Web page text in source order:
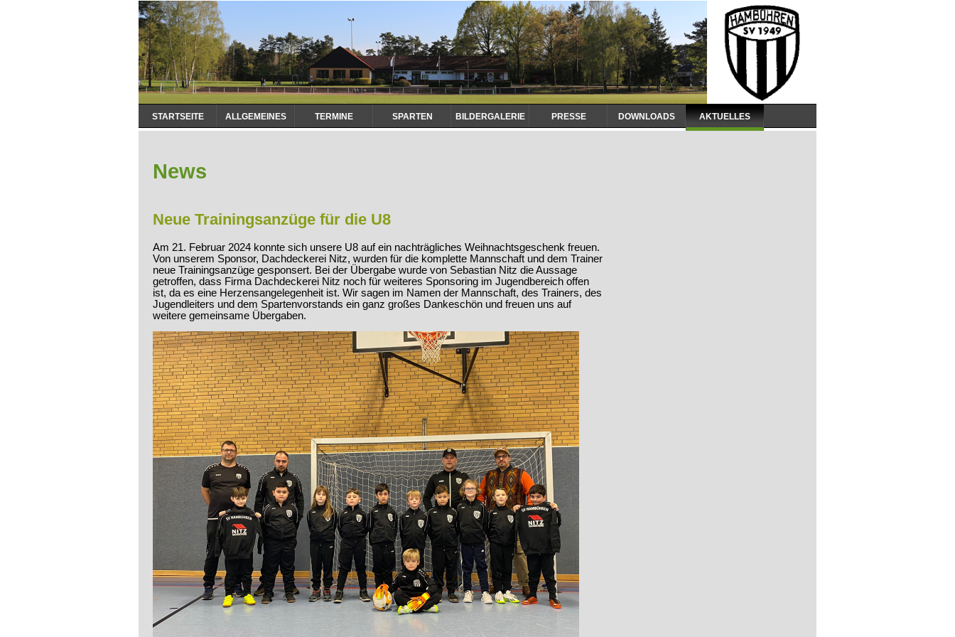
Navigation
überspringen
STARTSEITE ALLGEMEINES TERMINE SPARTEN BILDERGALERIE PRESSE DOWNLOADS AKTUELLES
News
Neue Trainingsanzüge für die U8
Am 21. Februar 2024 konnte sich unsere U8 auf ein nachträgliches Weihnachtsgeschenk freuen.
Von unserem Sponsor, Dachdeckerei Nitz, wurden für die komplette Mannschaft und dem Trainer
neue Trainingsanzüge gesponsert. Bei der Übergabe wurde von Sebastian Nitz die Aussage
getroffen, dass Firma Dachdeckerei Nitz noch für weiteres Sponsoring im Jugendbereich offen
ist, da es eine Herzensangelegenheit ist. Wir sagen im Namen der Mannschaft, des Trainers, des
Jugendleiters und dem Spartenvorstands ein ganz großes Dankeschön und freuen uns auf
weitere gemeinsame Übergaben.